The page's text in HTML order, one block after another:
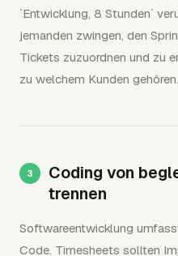
`Entwicklung, 8 Stunden`
jemanden zwingen, den
Tickets zuzuordnen und zu
zu welchem Kunden gehören.
Coding von
trennen
Softwareentwicklung
Code. Timesheets sollten